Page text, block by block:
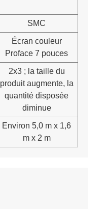
SMC
Écran couleur
Proface 7 pouces
2x3 ; la taille du
produit augmente, la
quantité disposée
diminue
Environ 5,0 m x 1,6
m x 2 m